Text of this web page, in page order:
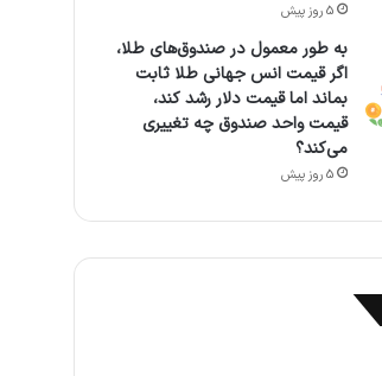
5 روز پیش
به طور معمول در صندوق‌های طلا،
اگر قیمت انس جهانی طلا ثابت
بماند اما قیمت دلار رشد کند،
قیمت واحد صندوق چه تغییری
می‌کند؟
5 روز پیش